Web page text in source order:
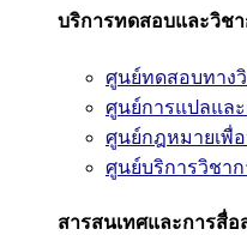
บริการทดสอบและวิช
ศูนย์ทดสอบทาง
ศูนย์การแปลแล
ศูนย์กฎหมายเพื่
ศูนย์บริการวิชา
สารสนเทศและการสื่อ